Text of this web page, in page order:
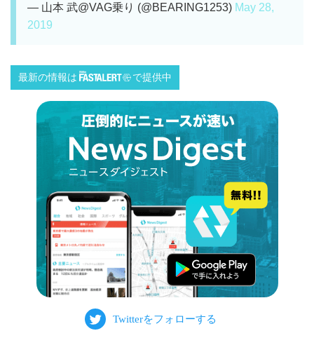
— 山本 武@VAG乗り (@BEARING1253) May 28,
2019
最新の情報は で提供中